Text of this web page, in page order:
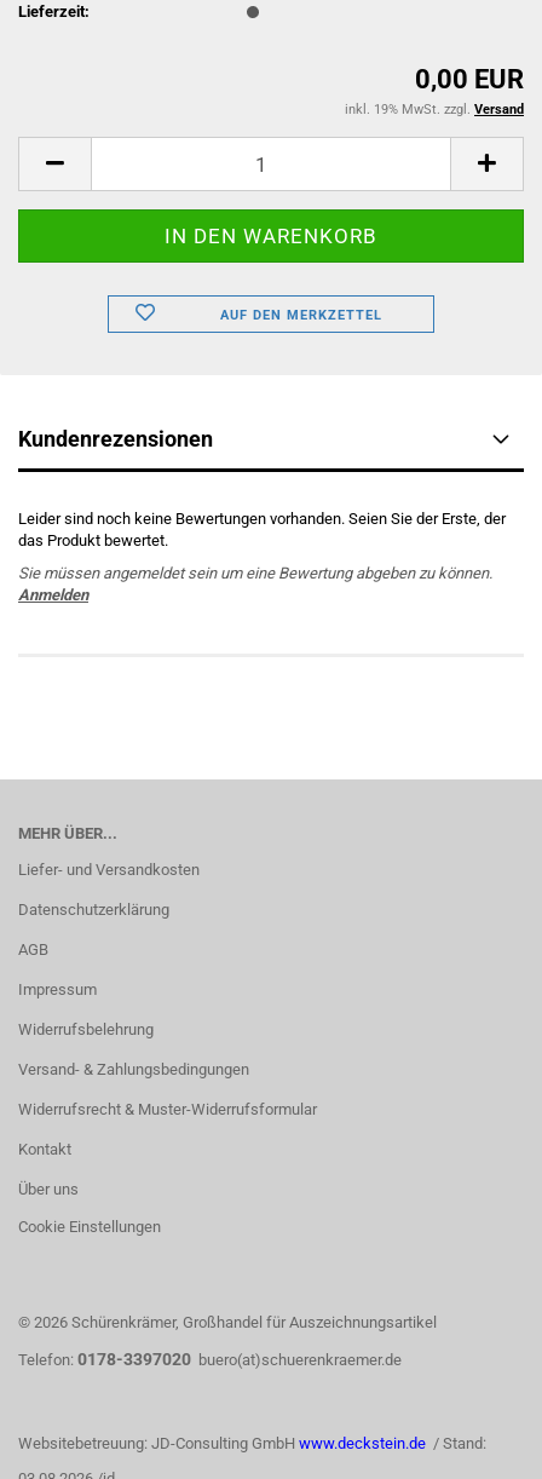
Lieferzeit:
0,00 EUR
inkl. 19% MwSt. zzgl. Versand
AUF DEN MERKZETTEL
Kundenrezensionen
Leider sind noch keine Bewertungen vorhanden. Seien Sie der Erste, der
das Produkt bewertet.
Sie müssen angemeldet sein um eine Bewertung abgeben zu können.
Anmelden
MEHR ÜBER...
Liefer- und Versandkosten
Datenschutzerklärung
AGB
Impressum
Widerrufsbelehrung
Versand- & Zahlungsbedingungen
Widerrufsrecht & Muster-Widerrufsformular
Kontakt
Über uns
Cookie Einstellungen
© 2026 Schürenkrämer, Großhandel für Auszeichnungsartikel
Telefon: 0178-3397020 buero(at)schuerenkraemer.de
Websitebetreuung: JD-Consulting GmbH www.deckstein.de / Stand: